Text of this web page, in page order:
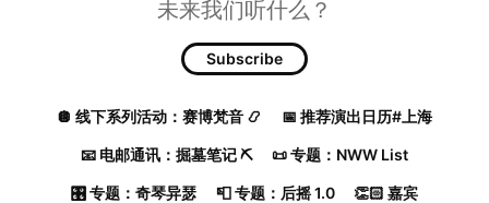
未来我们听什么？
Subscribe
🪩 线下系列活动：赛博梵音 📿 📅 推荐演出日历#上海
📧 电邮通讯：掘墓笔记 ⛏️ 📜 专题：NWW List
🎛️ 专题：奇琴异瑟 📮 专题：后摇 1.0 👏🏻 嘉宾